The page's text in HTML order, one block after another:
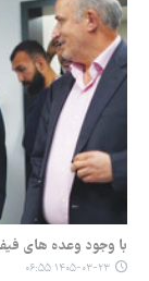
با وجود وعده های
۱۴۰۵-۰۳-۲۳ ۰۶:۵۵